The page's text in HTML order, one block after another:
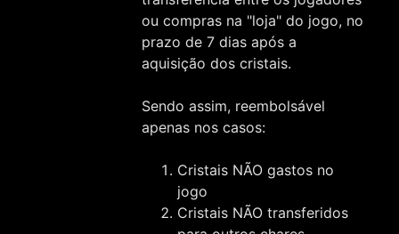
ou compras na "loja" do jogo, no
prazo de 7 dias após a
aquisição dos cristais.
Sendo assim, reembolsável
apenas nos casos:
Cristais NÃO gastos no
jogo
Cristais NÃO transferidos